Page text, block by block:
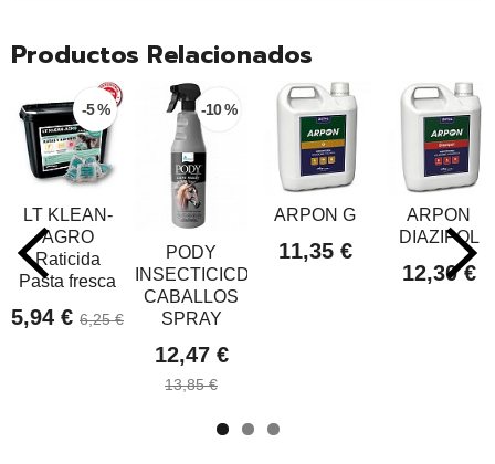
Productos Relacionados
-5 %
LT KLEAN-
AGRO
Raticida
Pasta fresca
5,94 € 6,25 €
-10 %
PODY
INSECTICICDA
CABALLOS
SPRAY
12,47 €
13,85 €
ARPON G
11,35 €
ARPON
DIAZIPOL
12,30 €